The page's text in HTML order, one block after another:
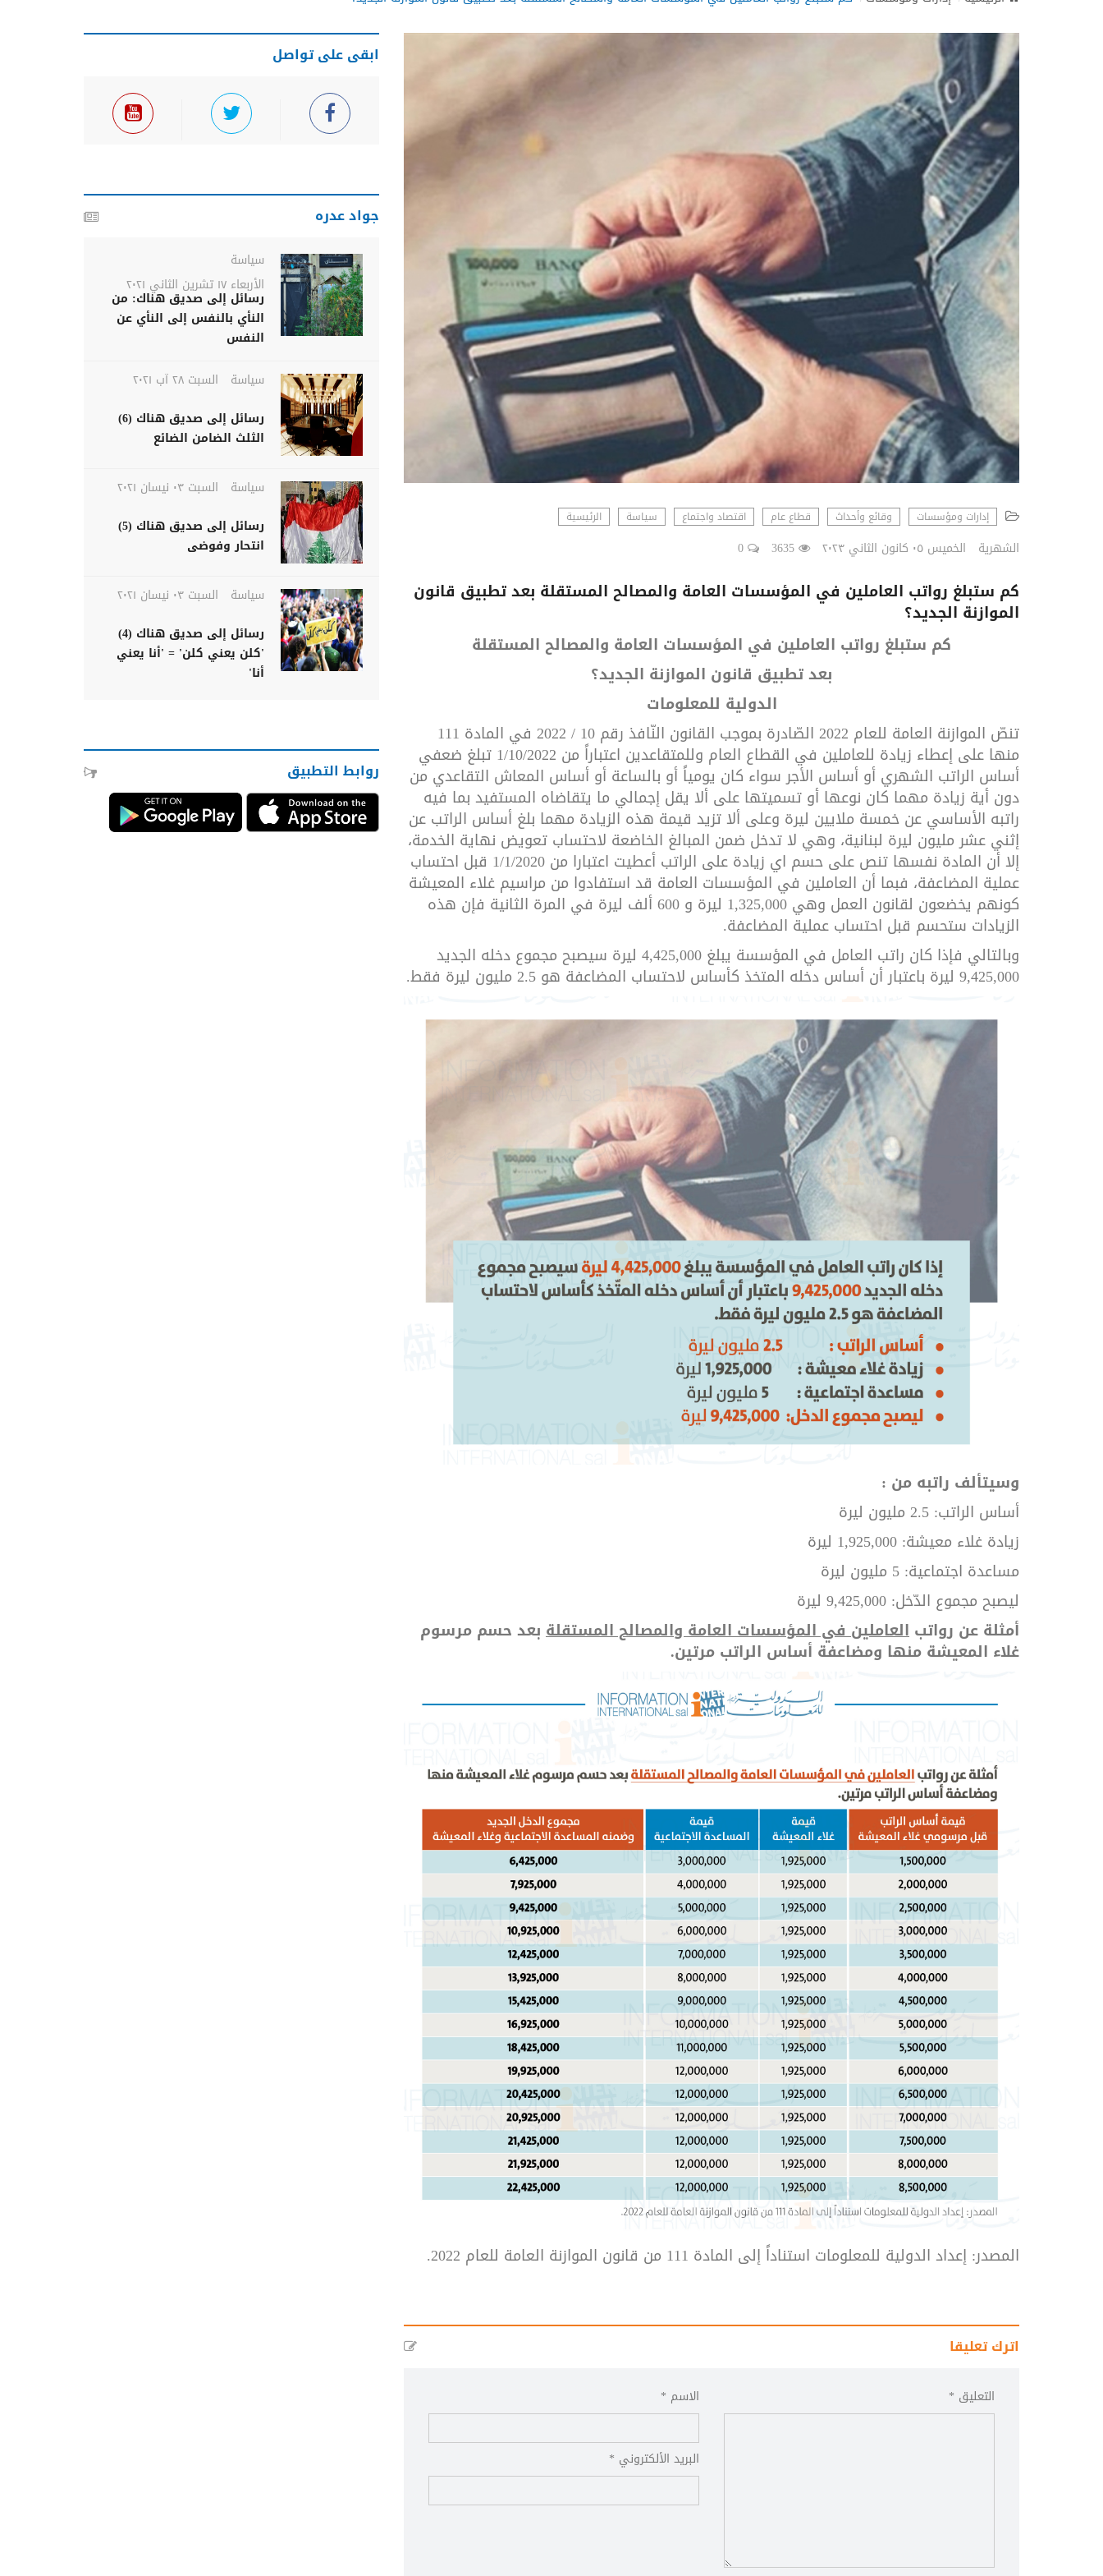
إدارات ومؤسسات وقائع وأحداث قطاع عام اقتصاد واجتماع سياسة الرئيسية
الشهرية الخميس ٠٥ كانون الثاني ٢٠٢٣ 3635
0
كم ستبلغ رواتب العاملين في المؤسسات العامة والمصالح المستقلة بعد تطبيق قانون
الموازنة الجديد؟
كم ستبلغ رواتب العاملين في المؤسسات العامة والمصالح المستقلة
بعد تطبيق قانون الموازنة الجديد؟
الدولية للمعلومات
تنصّ الموازنة العامة للعام 2022 الصّادرة بموجب القانون النّافذ رقم 10 / 2022 في المادة
111
منها على إعطاء زيادة للعاملين في القطاع العام وللمتقاعدين اعتباراً من 1/10/2022 تبلغ ضعفي
أساس الراتب الشهري أو أساس الأجر سواء كان يومياً أو بالساعة أو أساس المعاش التقاعدي من
دون أية زيادة مهما كان نوعها أو تسميتها على ألا يقل إجمالي ما يتقاضاه المستفيد بما فيه
راتبه الأساسي عن خمسة ملايين ليرة وعلى ألا تزيد قيمة هذه الزيادة مهما بلغ أساس الراتب عن
إثني عشر مليون ليرة لبنانية، وهي لا تدخل ضمن المبالغ الخاضعة لاحتساب تعويض نهاية الخدمة،
إلا أن المادة نفسها تنص على حسم اي زيادة على الراتب أعطيت اعتبارا من 1/1/2020 قبل احتساب
عملية المضاعفة، فبما أن العاملين في المؤسسات العامة قد استفادوا من مراسيم غلاء المعيشة
كونهم يخضعون لقانون العمل وهي 1,325,000 ليرة و 600 ألف ليرة في المرة الثانية فإن هذه
الزيادات ستحسم قبل احتساب عملية المضاعفة.
وبالتالي فإذا كان راتب العامل في المؤسسة يبلغ 4,425,000 ليرة سيصبح مجموع دخله الجديد
9,425,000 ليرة باعتبار أن أساس دخله المتخذ كأساس لاحتساب المضاعفة هو 2.5 مليون ليرة فقط.
وسيتألف راتبه من :
أساس الراتب: 2.5 مليون ليرة
زيادة غلاء معيشة: 1,925,000 ليرة
مساعدة اجتماعية: 5 مليون ليرة
ليصبح مجموع الدّخل: 9,425,000 ليرة
أمثلة عن رواتب العاملين في المؤسسات العامة والمصالح المستقلة بعد حسم مرسوم
غلاء المعيشة منها ومضاعفة أساس الراتب مرتين.
المصدر: إعداد الدولية للمعلومات استناداً إلى المادة 111 من قانون الموازنة العامة للعام 2022.
اترك تعليقا
التعليق * الاسم *
البريد الألكتروني *
ابقى على تواصل
جواد عدره
سياسة
الأربعاء ١٧ تشرين الثاني ٢٠٢١
رسائل إلى صديق هناك: من
النأي بالنفس إلى النأي عن
النفس
سياسة
السبت ٢٨ آب ٢٠٢١
رسائل إلى صديق هناك (6)
الثلث الضامن الضائع
سياسة
السبت ٠٣ نيسان ٢٠٢١
رسائل إلى صديق هناك (5)
انتحار وفوضى
سياسة
السبت ٠٣ نيسان ٢٠٢١
رسائل إلى صديق هناك (4)
'كلن يعني كلن' = 'أنا يعني
أنا'
روابط التطبيق